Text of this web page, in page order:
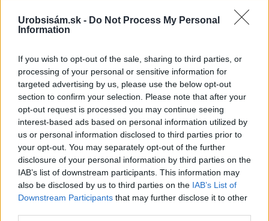
Urobsisám.sk - Do Not Process My Personal
Information
If you wish to opt-out of the sale, sharing to third parties, or
processing of your personal or sensitive information for
targeted advertising by us, please use the below opt-out
section to confirm your selection. Please note that after your
opt-out request is processed you may continue seeing
interest-based ads based on personal information utilized by
us or personal information disclosed to third parties prior to
your opt-out. You may separately opt-out of the further
disclosure of your personal information by third parties on the
IAB’s list of downstream participants. This information may
also be disclosed by us to third parties on the IAB’s List of
Downstream Participants that may further disclose it to other
predávaný v Kauflande alebo Lídli.
Trvalky, ktoré znesú
sucho a teplo? Tieto
vysaďte na miesta, na
ktoré slnko svieti celý
Nemusí to byť len
levanduľa! 7 fialových
krások, ktoré rozžiaria
vašu záhradu